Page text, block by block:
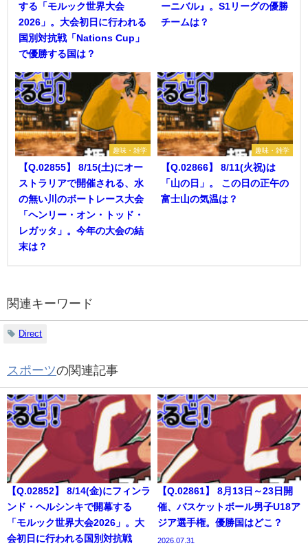
する「モルック世界大会
2026」。大会初日に行われる
国別対抗戦「Nations Cup」
で優勝する国は？
ーニバル』。S1リーグの優勝
チームは？
趣味・雑学
【Q.02855】 8/15(土)にオー
ストラリアで開催される、水
の無い川のボートレース大会
「ヘンリー・オン・トッド・
レガッタ」。今年の大会の結
末は？
趣味・雑学
【Q.02866】 8/11(火祝)は
「山の日」。 この日の正午の
富士山の気温は？
関連キーワード
Direct
スポーツの関連記事
【Q.02852】 8/14(金)にフィンラ
ンド・ヘルシンキで開幕する
「モルック世界大会2026」。大
会初日に行われる国別対抗戦
【Q.02861】 8月13日～23日開
催、バスケットボール男子U18ア
ジア選手権。優勝国はどこ？
2026.07.31